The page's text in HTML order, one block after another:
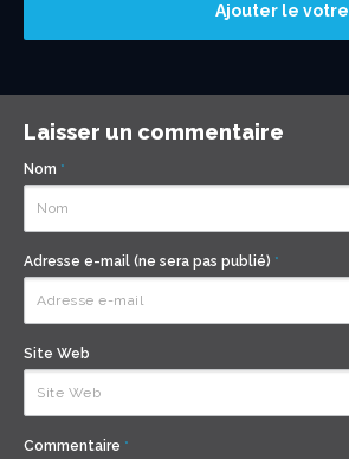
Ajouter le votre
Laisser un commentaire
Nom *
Adresse e-mail (ne sera pas publié) *
Site Web
Commentaire *